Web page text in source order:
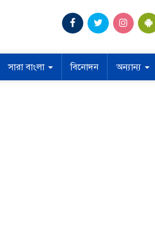
সারা বাংলা বিনোদন অন্যান্য